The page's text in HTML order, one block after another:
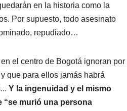
en la historia como la
Por supuesto, todo asesinato
repudiado…
el centro de Bogotá ignoran por
que para ellos jamás habrá
Y la ingenuidad y el mismo
“se murió una persona